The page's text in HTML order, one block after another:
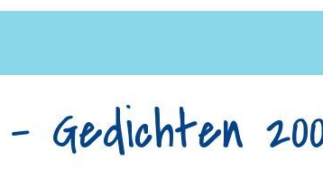
Gedichten